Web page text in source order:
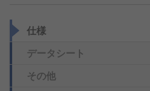
仕様
データシート
その他